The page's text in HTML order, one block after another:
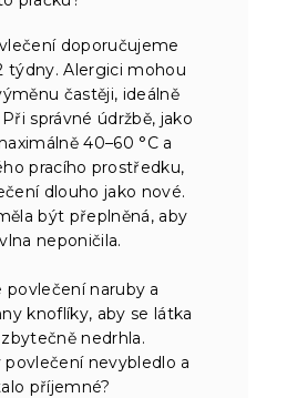
doporučujeme
týdny. Alergici mohou
častěji, ideálně
správné údržbě, jako
40–60 °C a
pracího prostředku,
dlouho jako nové.
být přeplněná, aby
neponičila.
povlečení naruby a
knoflíky, aby se látka
nedrhla.
povlečení nevybledlo a
příjemné?